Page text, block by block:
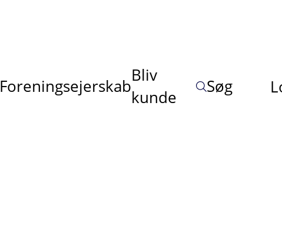
Foreningsejerskab
Bliv
kunde
Søg